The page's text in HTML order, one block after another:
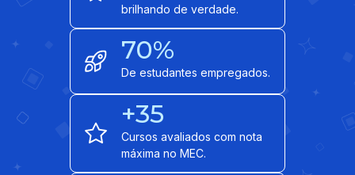
brilhando de verdade.
70%
De estudantes empregados.
+35
Cursos avaliados com nota
máxima no MEC.